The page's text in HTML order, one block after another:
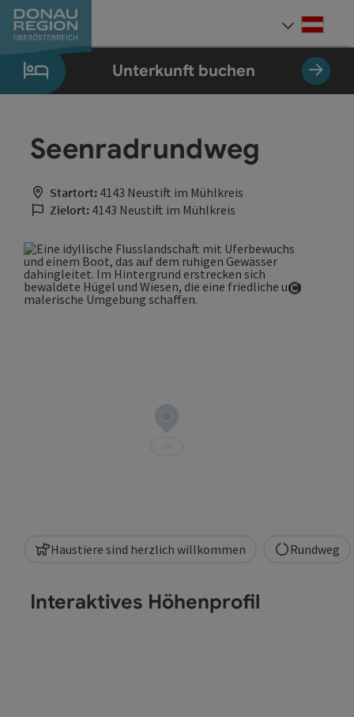
Zum Inhalt
Zur Navigation
Zum Seitenanfang
Zur Kontaktseite
Zum Impressum
Zur Startseite
Unterkunft buchen
Seenradrundweg
Startort: 4143 Neustift im Mühlkreis
Zielort: 4143 Neustift im Mühlkreis
Haustiere sind herzlich willkommen Rundweg
Interaktives Höhenprofil